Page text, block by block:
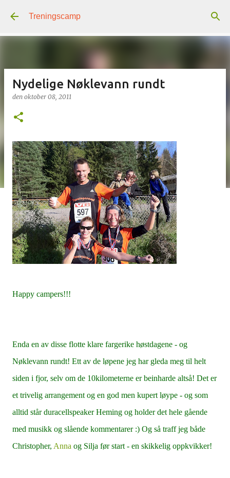
Gå til hovedinnhold
Treningscamp
Nydelige Nøklevann rundt
den oktober 08, 2011
Happy campers!!!
Enda en av disse flotte klare fargerike høstdagene - og
Nøklevann rundt! Ett av de løpene jeg har gleda meg til helt
siden i fjor, selv om de 10kilometerne er beinharde altså! Det er
et trivelig arrangement og en god men kupert løype - og som
alltid står duracellspeaker Heming og holder det hele gående
med musikk og slående kommentarer :) Og så traff jeg både
Christopher, Anna og Silja før start - en skikkelig oppkvikker!